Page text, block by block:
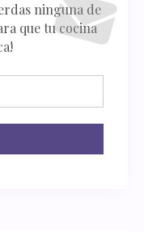
ninguna de
que tu cocina